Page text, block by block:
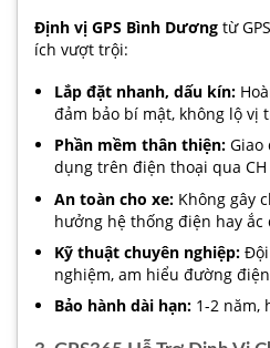
Định vị GPS Bình Dương từ
ích vượt trội:
Lắp đặt nhanh, dấu kín:
đảm bảo bí mật, không lộ vị
Phần mềm thân thiện: Giao
dụng trên điện thoại qua CH
An toàn cho xe: Không gây
hưởng hệ thống điện hay ắc
Kỹ thuật chuyên nghiệp:
nghiệm, am hiểu đường
Bảo hành dài hạn: 1-2 năm,